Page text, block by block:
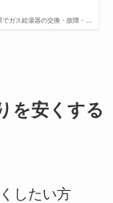
でガス給湯器の交換・故障・…
を安くする
したい方